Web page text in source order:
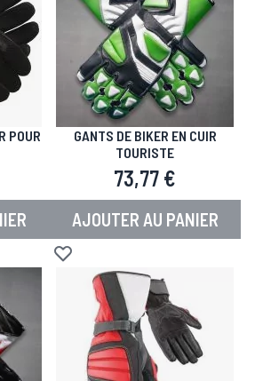
POUR
GANTS DE BIKER EN CUIR
TOURISTE
73,77 €
AJOUTER AU PANIER
Ajouter à la liste d'achats